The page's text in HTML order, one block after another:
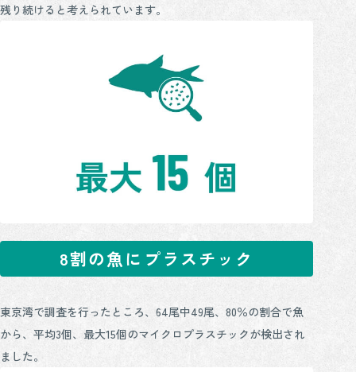
残り続けると考えられています。
8割の魚にプラスチック
東京湾で調査を行ったところ、64尾中49尾、80％の割合で魚
から、平均3個、最大15個のマイクロプラスチックが検出され
ました。